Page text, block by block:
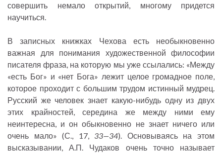
совершить немало открытий, многому придется
научиться.
В записных книжках Чехова есть необыкновенно
важная для понимания художественной философии
писателя фраза, на которую мы уже ссылались: «Между
«есть Бог» и «нет Бога» лежит целое громадное поле,
которое проходит с большим трудом истинный мудрец.
Русский же человек знает какую-нибудь одну из двух
этих крайностей, середина же между ними ему
неинтересна, и он обыкновенно не знает ничего или
очень мало» (С., 17, 33—34). Основываясь на этом
высказывании, А.П. Чудаков очень точно называет